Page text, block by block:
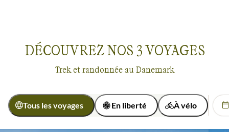
Les parcours balisés du site archéologique de Jelling vous
dotaient leur peuple d'imposantes pierres runiques.
DÉCOUVREZ NOS 3VOYAGES
Trek et randonnée au Danemark
Tous les voyages En liberté À vélo